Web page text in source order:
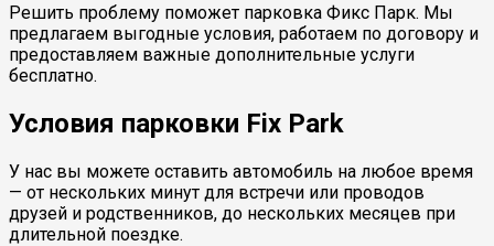
Решить проблему поможет парковка Фикс Парк. Мы
предлагаем выгодные условия, работаем по договору и
предоставляем важные дополнительные услуги
бесплатно.
Условия парковки Fix Park
У нас вы можете оставить автомобиль на любое время
— от нескольких минут для встречи или проводов
друзей и родственников, до нескольких месяцев при
длительной поездке.